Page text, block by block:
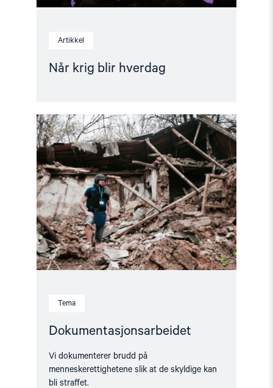
Artikkel
Når krig blir hverdag
Tema
Dokumentasjonsarbeidet
Vi dokumenterer brudd på
menneskerettighetene slik at de skyldige kan
bli straffet.
Read
article
"Dokumentasjonsarbeidet"